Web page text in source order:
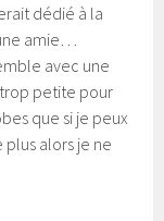
dédié à la
amie…
avec une
petite pour
que si je peux
alors je ne